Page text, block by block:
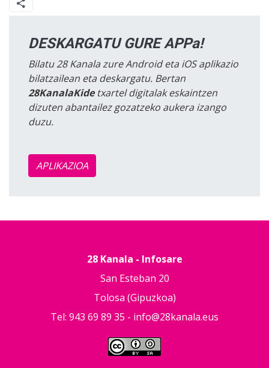
DESKARGATU GURE APPa!
Bilatu 28 Kanala zure Android eta iOS aplikazio
bilatzailean eta deskargatu. Bertan
28KanalaKidetxartel digitalak eskaintzen
dizuten abantailez gozatzeko aukera izango
duzu.
APLIKAZIOA
28 Kanala - Infosare
San Esteban 20
Tolosa (Gipuzkoa)
Tel: 943 69 89 35 - info@28kanala.eus